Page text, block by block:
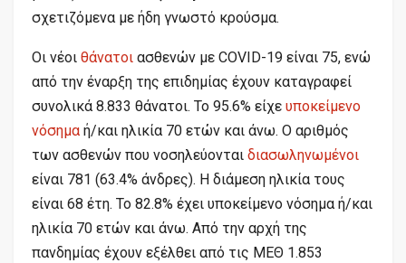
σχετιζόμενα με ήδη γνωστό κρούσμα.
Οι νέοι θάνατοι ασθενών με COVID-19 είναι 75, ενώ
από την έναρξη της επιδημίας έχουν καταγραφεί
συνολικά 8.833 θάνατοι. Το 95.6% είχε υποκείμενο
νόσημα ή/και ηλικία 70 ετών και άνω. Ο αριθμός
των ασθενών που νοσηλεύονται διασωληνωμένοι
είναι 781 (63.4% άνδρες). Η διάμεση ηλικία τους
είναι 68 έτη. To 82.8% έχει υποκείμενο νόσημα ή/και
ηλικία 70 ετών και άνω. Από την αρχή της
πανδημίας έχουν εξέλθει από τις ΜΕΘ 1.853